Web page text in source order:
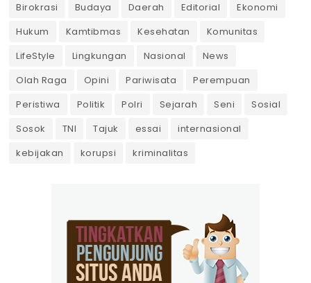
Birokrasi Budaya Daerah Editorial
Ekonomi
Hukum
Kamtibmas Kesehatan
Komunitas
LifeStyle
Lingkungan Nasional
News
Olah Raga
Opini Pariwisata
Perempuan
Peristiwa
Politik Polri Sejarah Seni
Sosial
Sosok
TNI Tajuk essai
internasional
kebijakan
korupsi kriminalitas